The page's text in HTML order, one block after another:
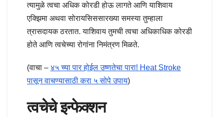
त्यामुळे त्वचा अधिक कोरडी होऊ लागते आणि याशिवाय
एक्झिमा अथवा सोरायसिससारख्या समस्या तुम्हाला
त्रासदायक ठरतात. याशिवाय तुमची त्वचा अधिकाधिक कोरडी
होते आणि त्वचेच्या रोगांना निमंत्रण मिळते.
(वाचा – ४५ च्या पार होईल उष्णतेचा पारा! Heat Stroke
पासून वाचण्यासाठी करा ५ सोपे उपाय)
त्वचेचे इन्फेक्शन